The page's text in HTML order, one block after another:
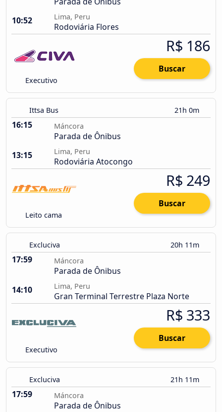
10:52
Lima, Peru
Rodoviária Flores
Executivo
R$ 186
Buscar
Ittsa Bus 21h 0m
16:15 Máncora
Parada de Ônibus
13:15
Lima, Peru
Rodoviária Atocongo
Leito cama
R$ 249
Buscar
Excluciva 20h 11m
17:59 Máncora
Parada de Ônibus
14:10
Lima, Peru
Gran Terminal Terrestre Plaza Norte
Executivo
R$ 333
Buscar
Excluciva 21h 11m
17:59 Máncora
Parada de Ônibus